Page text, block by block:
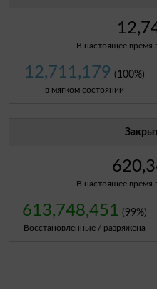
В настоящее время
12,711,179 (100%)
в мягком состоянии
В настоящее время
613,748,451 (99%)
Восстановленные / разряжена